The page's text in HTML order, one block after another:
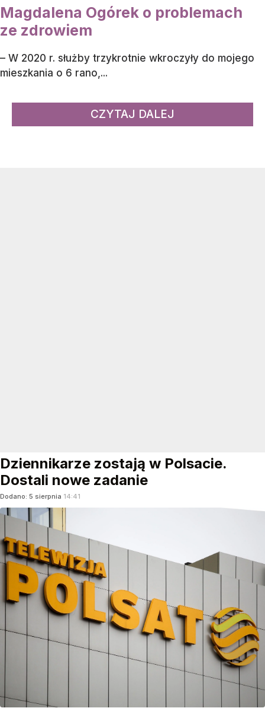
Magdalena Ogórek o problemach
ze zdrowiem
– W 2020 r. służby trzykrotnie wkroczyły do mojego
mieszkania o 6 rano,...
CZYTAJ DALEJ
Dziennikarze zostają w Polsacie.
Dostali nowe zadanie
Dodano: 5 sierpnia 14:41